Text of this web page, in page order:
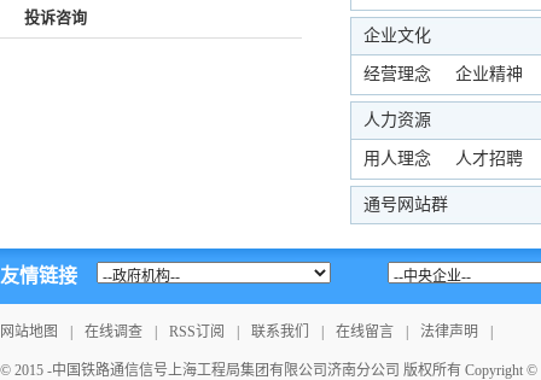
投诉咨询
企业文化
经营理念 企业精神
人力资源
用人理念 人才招聘
通号网站群
友情链接
网站地图 在线调查 RSS订阅 联系我们 在线留言 法律声明
© 2015 -中国铁路通信信号上海工程局集团有限公司济南分公司 版权所有 Copyright ©